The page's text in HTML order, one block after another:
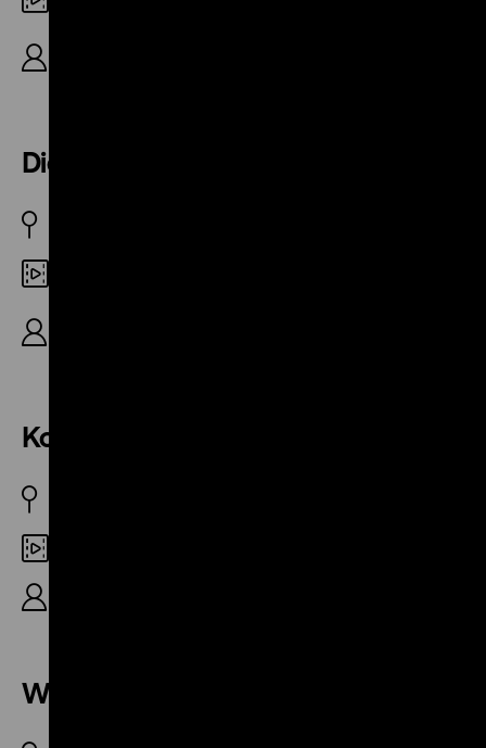
Die verbotenen Inseln
Komm, Trappi, komm!
Wege eines Tierfilmers